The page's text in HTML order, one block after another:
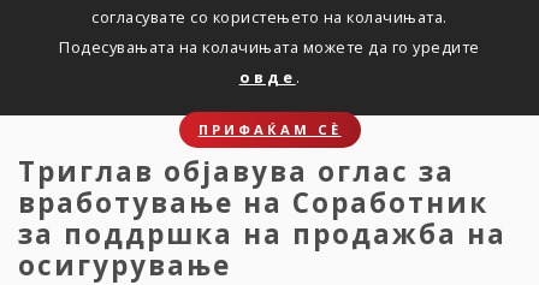
согласувате со користењето на колачињата.
Подесувањата на колачињата можете да го уредите
овде .
ПРИФАЌАМ СЀ
Новости Оглас за вработување
Триглав објавува оглас за
вработување на Соработник
за поддршка на продажба на
осигурување